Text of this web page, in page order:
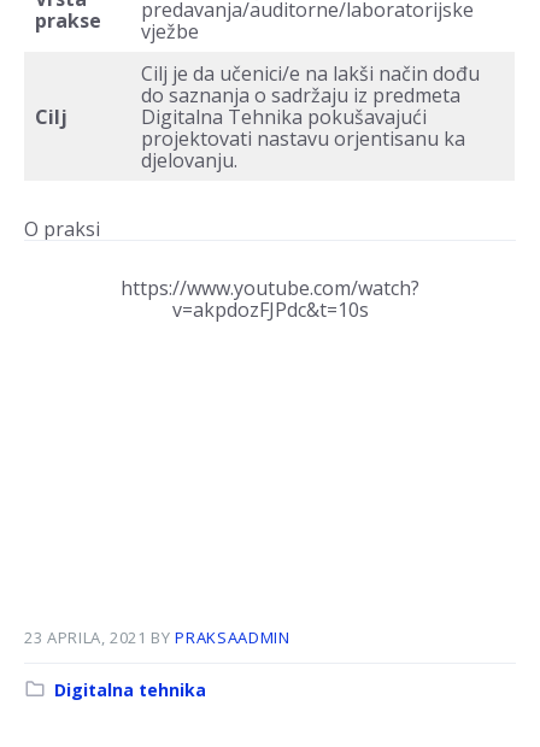
prakse
predavanja/auditorne/laboratorijske
vježbe
Cilj
Cilj je da učenici/e na lakši način dođu
do saznanja o sadržaju iz predmeta
Digitalna Tehnika pokušavajući
projektovati nastavu orjentisanu ka
djelovanju.
O praksi
https://www.youtube.com/watch?
v=akpdozFJPdc&t=10s
23 APRILA, 2021 BYPRAKSAADMIN
Kategorija:
Digitalna tehnika